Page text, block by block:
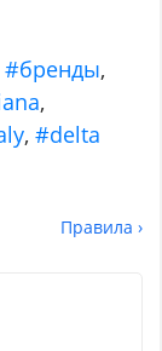
#бренды,
,
,#delta
Правила ›